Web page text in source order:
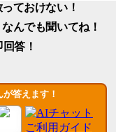
ておけない！
んでも聞いてね！
答！
答えます！